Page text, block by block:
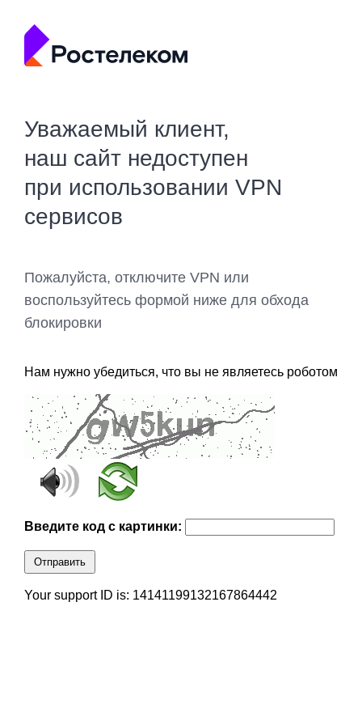
Уважаемый клиент,
наш сайт недоступен
при использовании VPN
сервисов
Пожалуйста, отключите VPN или
воспользуйтесь формой ниже для обхода
блокировки
Нам нужно убедиться, что вы не являетесь роботом
Введите код с картинки:
Отправить
Your support ID is: 14141199132167864442